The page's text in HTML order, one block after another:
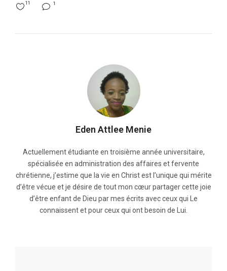
1
11
Eden Attlee Menie
Actuellement étudiante en troisième année universitaire,
spécialisée en administration des affaires et fervente
chrétienne, j’estime que la vie en Christ est l’unique qui mérite
d’être vécue et je désire de tout mon cœur partager cette joie
d’être enfant de Dieu par mes écrits avec ceux qui Le
connaissent et pour ceux qui ont besoin de Lui.